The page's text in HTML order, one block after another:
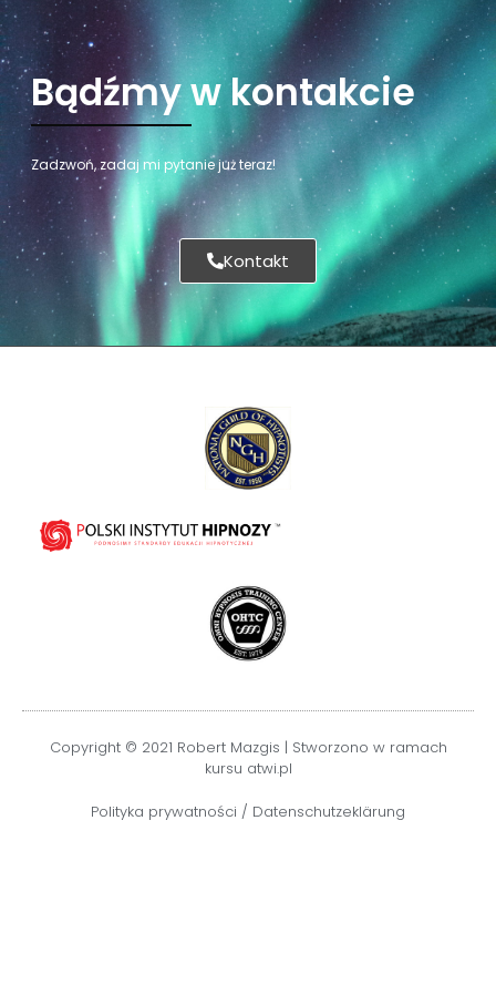
Bądźmy w kontakcie
Zadzwoń, zadaj mi pytanie już teraz!
Kontakt
Copyright © 2021 Robert Mazgis | Stworzono w ramach
kursu atwi.pl
Polityka prywatności / Datenschutzeklärung